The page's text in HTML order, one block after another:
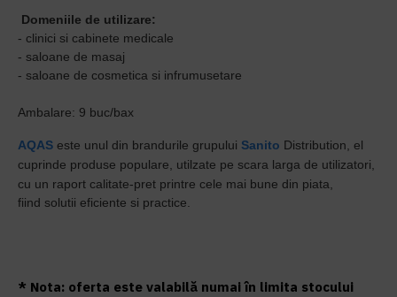
Domeniile de utilizare:
- clinici si cabinete medicale
- saloane de masaj
- saloane de cosmetica si infrumusetare
Ambalare: 9 buc/bax
AQAS este unul din brandurile grupului Sanito Distribution, el
cuprinde produse populare, utilzate pe scara larga de utilizatori,
cu un raport calitate-pret printre cele mai bune din piata,
fiind solutii eficiente si practice.
* Nota: oferta este valabilă numai în limita stocului